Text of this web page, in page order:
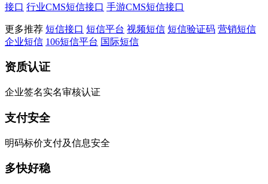
接口 行业CMS短信接口 手游CMS短信接口
更多推荐 短信接口 短信平台 视频短信 短信验证码 营销短信
企业短信 106短信平台 国际短信
资质认证
企业签名实名审核认证
支付安全
明码标价支付及信息安全
多快好稳